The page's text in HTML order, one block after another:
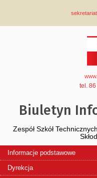
tel.
Biuletyn
Zespół Szkół
Informacje podstawowe
Dyrekcja